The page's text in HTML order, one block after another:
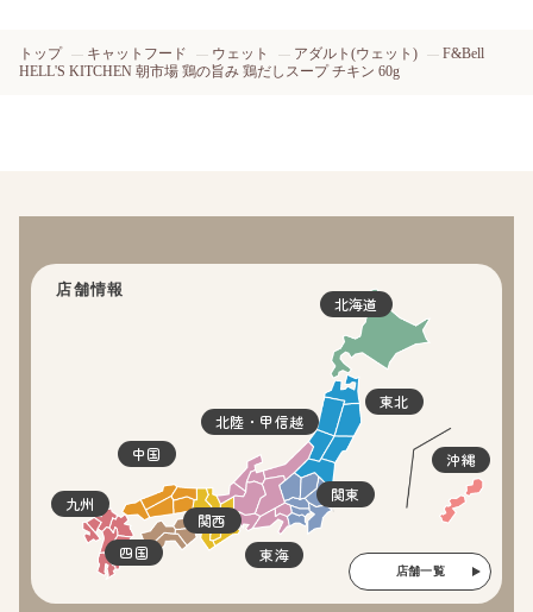
トップ キャットフード ウェット アダルト(ウェット)
F&Bell
HELL'S KITCHEN 朝市場 鶏の旨み 鶏だしスープ チキン 60g
店舗情報
北海道
東北
関東
北陸・甲信越
東海
関西
四国
中国
九州
沖縄
店舗一覧